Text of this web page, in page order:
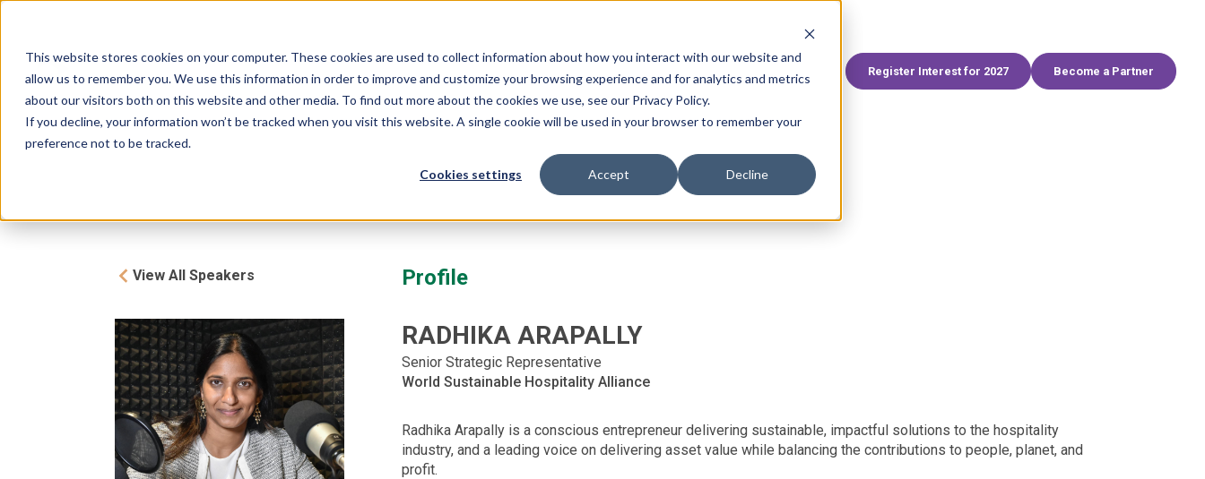
This website stores cookies on your computer. These cookies are used to collect information about how you interact with our website and
allow us to remember you. We use this information in order to improve and customize your browsing experience and for analytics and metrics
about our visitors both on this website and other media. To find out more about the cookies we use, see our Privacy Policy.
If you decline, your information won’t be tracked when you visit this website. A single cookie will be used in your browser to remember your
preference not to be tracked.
Cookies settings Accept Decline
FHS
SAUDI ARABIA
About Investors Programme Partnership Event Features Editions Register Interest for 2027 Become a Partner
View All Speakers Profile
RADHIKA ARAPALLY
Senior Strategic Representative
World Sustainable Hospitality Alliance
Radhika Arapally is a conscious entrepreneur delivering sustainable, impactful solutions to the hospitality
industry, and a leading voice on delivering asset value while balancing the contributions to people, planet, and
profit.